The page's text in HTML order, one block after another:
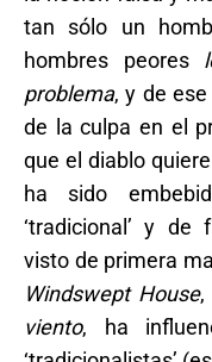
tan sólo un
hombres peores
problema, y de
de la culpa en el
que el diablo
ha sido
‘tradicional’ y de
visto de primera
Windswept House,
viento, ha